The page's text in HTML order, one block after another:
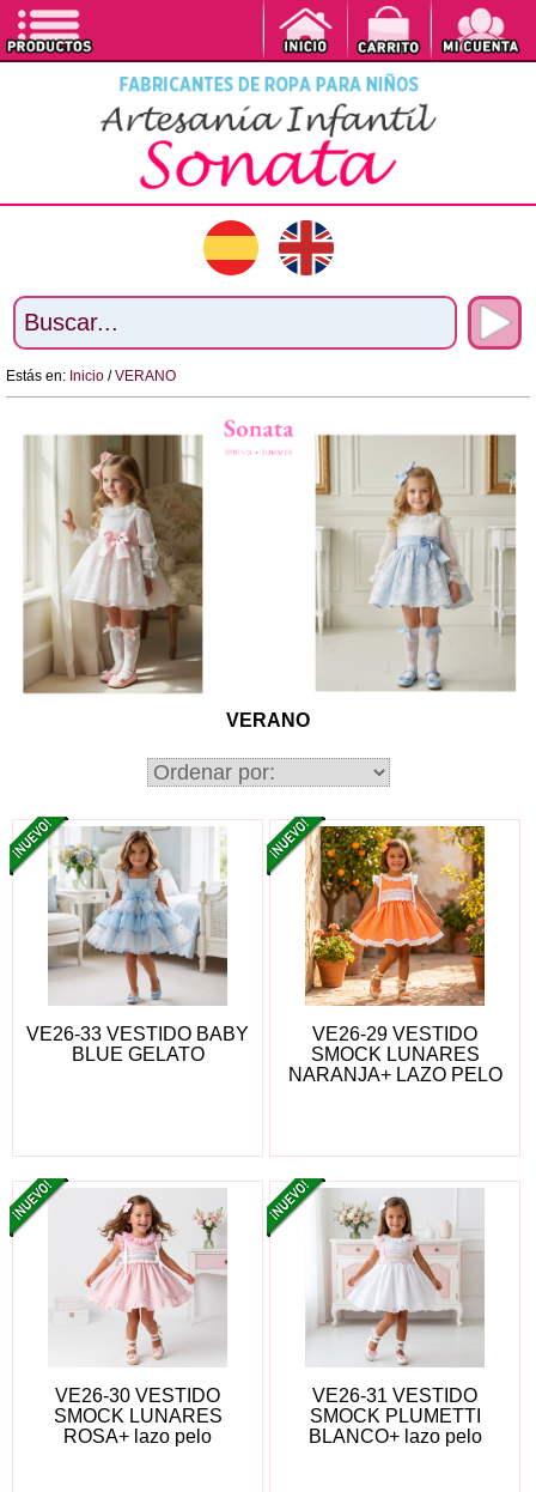
Estás en: Inicio /VERANO
VERANO
VE26-33 VESTIDO BABY
BLUE GELATO
VE26-29 VESTIDO
SMOCK LUNARES
NARANJA+ LAZO PELO
VE26-30 VESTIDO
SMOCK LUNARES
ROSA+ lazo pelo
VE26-31 VESTIDO
SMOCK PLUMETTI
BLANCO+ lazo pelo